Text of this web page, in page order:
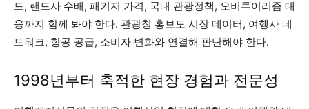
드, 랜드사 수배, 패키지 가격, 국내 관광정책, 오버투어리즘 대
응까지 함께 봐야 한다. 관광청 홍보도 시장 데이터, 여행사 네
트워크, 항공 공급, 소비자 변화와 연결해 판단해야 한다.
1998년부터 축적한 현장 경험과 전문성